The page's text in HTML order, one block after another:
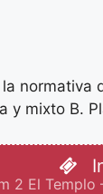
normativa
y mixto B.
2 El Templo